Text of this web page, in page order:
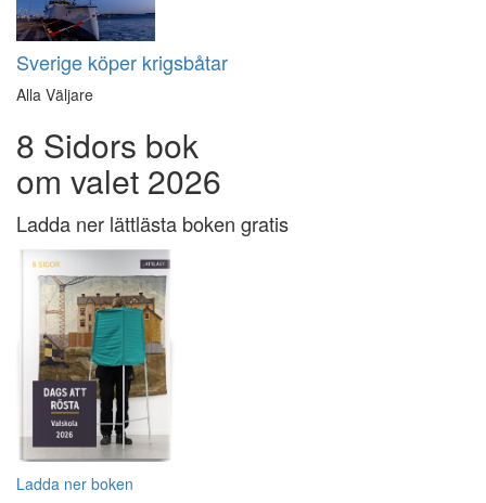
Sverige köper krigsbåtar
Alla Väljare
8 Sidors bok
om valet 2026
Ladda ner lättlästa boken gratis
Ladda ner boken